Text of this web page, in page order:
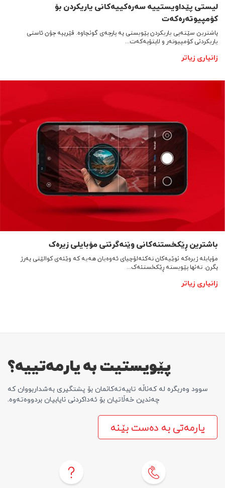
لیستی پێداویستییە سەرەکییەکانی یاریکردن بۆ
کۆمپیوتەرەکەت
باشترین سێتەپی یاریکردن پێویستی بە پارچەی گونجاوە. فێرببە چۆن ئاستی
یاریکردنی کۆمپیوتەر و لاپتۆپەکەت...
زانیاری زیاتر
باشترین ڕێکخستنەکانی وێنەگرتنی مۆبایلی زیرەک
مۆبایلە زیرەکە نوێیەکان تەکنەلۆجیای ئەوەیان هەیە کە وێنەی کوالێتی بەرز
بگرن. تەنها پێویستە ڕێکخستنەک...
زانیاری زیاتر
پێویستیت بە یارمەتییە؟
سوود وەربگرە لە کەناڵە تایبەتەکانمان بۆ پشتگیری بەشداربووان کە
چەندین خەڵاتیان بۆ ئەداکردنی نایابیان بردووەتەوە.
یارمەتی بە دەست بێنە